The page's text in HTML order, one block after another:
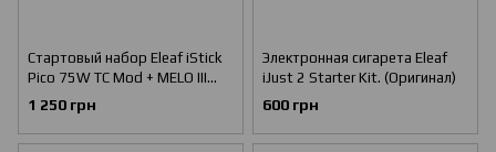
Стартовый набор Eleaf iStick
Pico 75W TC Mod + MELO III
Mini (Оригинал) Серый
1 250 грн
Электронная сигарета Eleaf
iJust 2 Starter Kit. (Оригинал)
600 грн